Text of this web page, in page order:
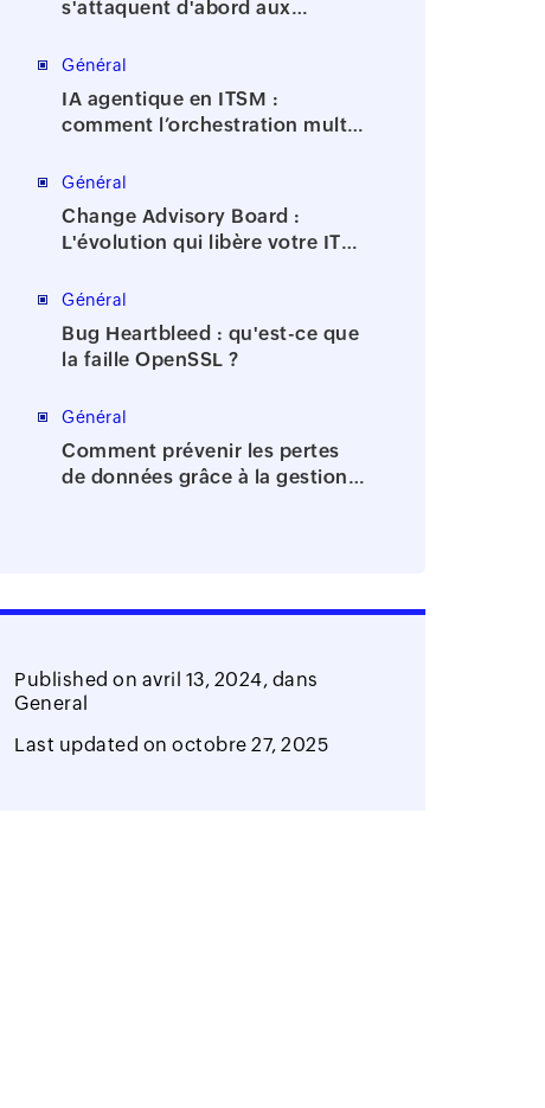
s'attaquent d'abord aux
Général
IA agentique en ITSM :
comment l’orchestration multi-
des incidents
Général
Change Advisory Board :
L'évolution qui libère votre IT
Général
Bug Heartbleed : qu'est-ce que
la faille OpenSSL ?
Général
Comment prévenir les pertes
de données grâce à la gestion
Published on avril 13, 2024, dans
General
Last updated onoctobre 27, 2025